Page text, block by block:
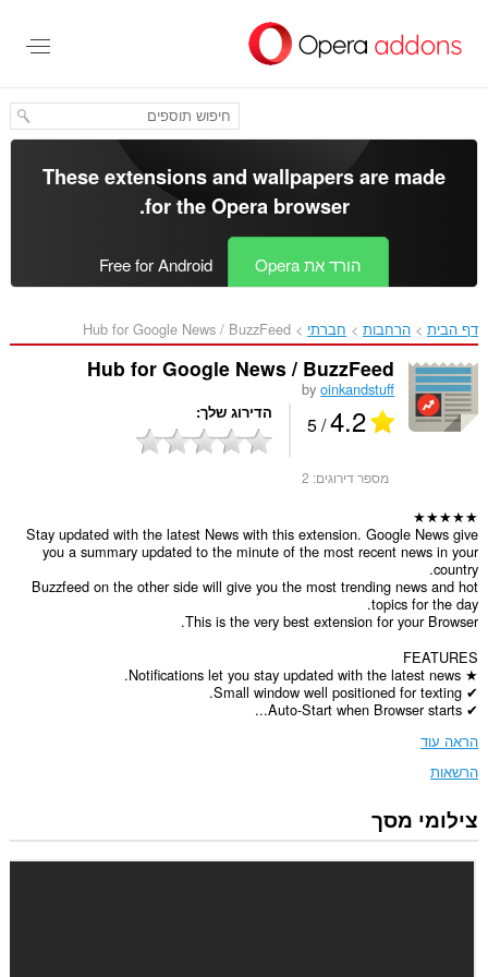
העיקרי
These extensions and wallpapers are made
for theOpera browser
.
הורד את Opera Free for Android
דף הבית הרחבות חברתי Hub for Google News / BuzzFeed‎
Hub for Google News / BuzzFeed
byoinkandstuff
4.2
/ 5 הדירוג שלך
מספר דירוגים: 2
★★★★★
Stay updated with the latest News with this extension. Google News give
you a summary updated to the minute of the most recent news in your
country.
Buzzfeed on the other side will give you the most trending news and hot
topics for the day.
This is the very best extension for your Browser.
FEATURES
★ Notifications let you stay updated with the latest news.
✔ Small window well positioned for texting.
✔ Auto-Start when Browser starts...
הראה עוד
הרשאות
הרחבה
זו
צילומי מסך